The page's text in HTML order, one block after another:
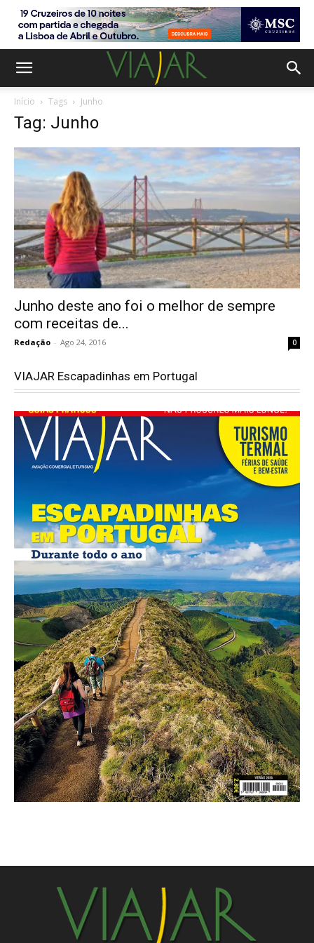
Início Tags Junho
Tag: Junho
Junho deste ano foi o melhor de sempre
com receitas de...
Redação - Ago 24, 2016 0
VIAJAR Escapadinhas em Portugal